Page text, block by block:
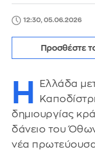
12:30, 05.06.2026
Προσθέστε
Η
Ελλάδα
δημιουργίας
δάνειο του
νέα